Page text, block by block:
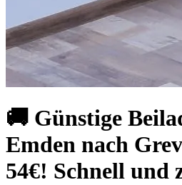
🚚 Günstige
Emden nach
54€! Schnell und